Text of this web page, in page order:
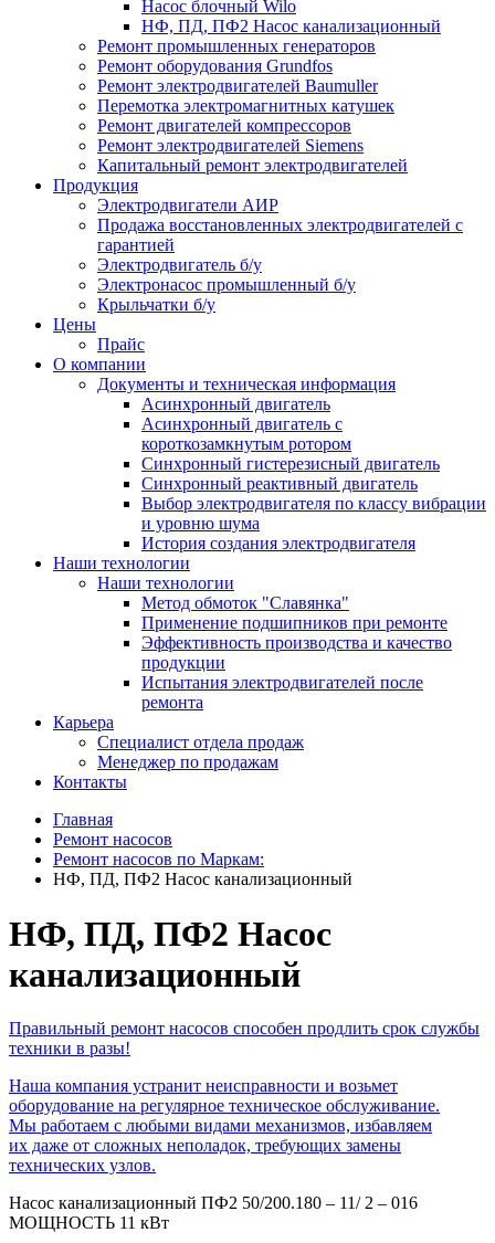
Насос блочный Wilo
НФ, ПД, ПФ2 Насос канализационный
Ремонт промышленных генераторов
Ремонт оборудования Grundfos
Ремонт электродвигателей Baumuller
Перемотка электромагнитных катушек
Ремонт двигателей компрессоров
Ремонт электродвигателей Siemens
Капитальный ремонт электродвигателей
Продукция
Электродвигатели АИР
Продажа восстановленных электродвигателей с
гарантией
Электродвигатель б/у
Электронасос промышленный б/у
Крыльчатки б/у
Цены
Прайс
О компании
Документы и техническая информация
Асинхронный двигатель
Асинхронный двигатель с
короткозамкнутым ротором
Синхронный гистерезисный двигатель
Синхронный реактивный двигатель
Выбор электродвигателя по классу вибрации
и уровню шума
История создания электродвигателя
Наши технологии
Наши технологии
Метод обмоток "Славянка"
Применение подшипников при ремонте
Эффективность производства и качество
продукции
Испытания электродвигателей после
ремонта
Карьера
Специалист отдела продаж
Менеджер по продажам
Контакты
Главная
Ремонт насосов
Ремонт насосов по Маркам:
НФ, ПД, ПФ2 Насос канализационный
НФ, ПД, ПФ2 Насос
канализационный
Правильный ремонт насосов способен продлить срок службы
техники в разы!
Наша компания устранит неисправности и возьмет
оборудование на регулярное техническое обслуживание.
Мы работаем с любыми видами механизмов, избавляем
их даже от сложных неполадок, требующих замены
технических узлов.
Насос канализационный ПФ2 50/200.180 – 11/ 2 – 016
МОЩНОСТЬ 11 кВт